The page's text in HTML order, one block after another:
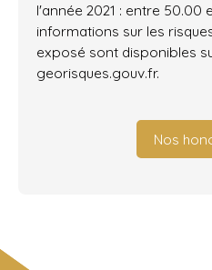
l'année 2021 : entre 50.00
informations sur les
exposé sont disponibles
georisques.gouv.fr.
Nos